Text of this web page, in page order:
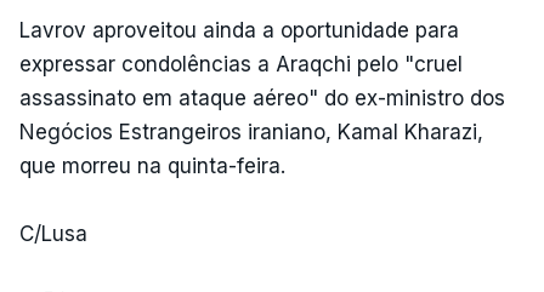
Lavrov aproveitou ainda a oportunidade para
expressar condolências a Araqchi pelo "cruel
assassinato em ataque aéreo" do ex-ministro dos
Negócios Estrangeiros iraniano, Kamal Kharazi,
que morreu na quinta-feira.
C/Lusa